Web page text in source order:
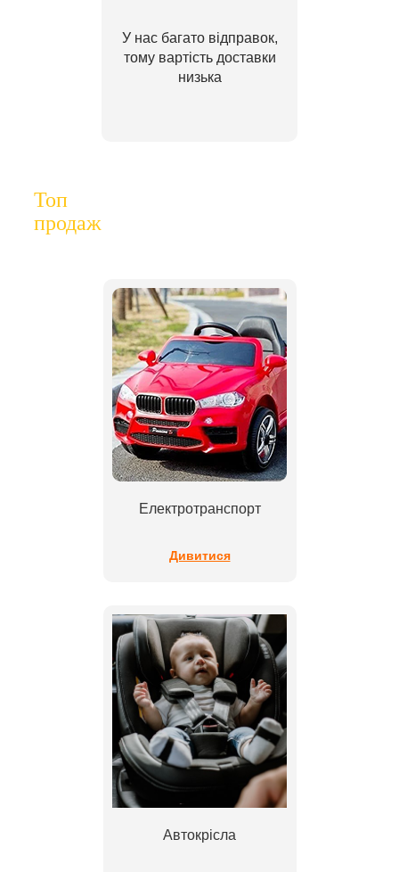
У нас багато відправок,
тому вартість доставки
низька
Топ
продаж
Електротранспорт
Дивитися
Автокрісла